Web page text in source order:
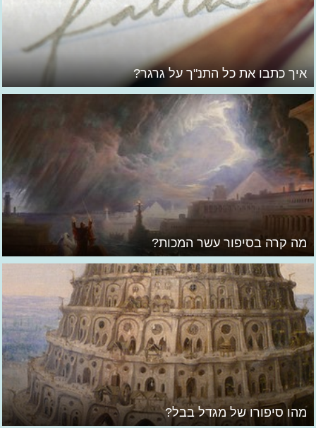
איך כתבו את כל התנ"ך על גרגר?
מה קרה בסיפור עשר המכות?
מהו סיפורו של מגדל בבל?